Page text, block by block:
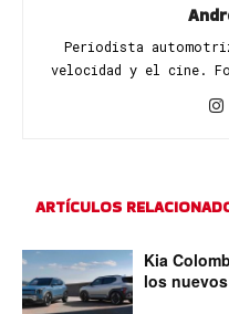
Periodista
velocidad y el cine.
ARTÍCULOS
Kia
los